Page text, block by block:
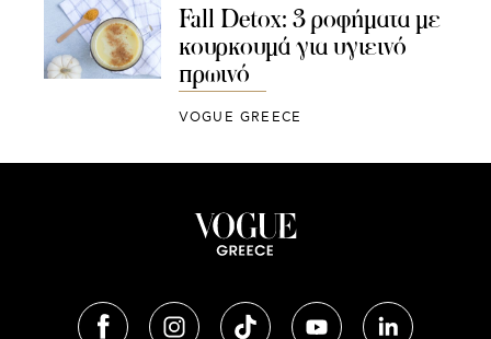
Fall Detox: 3 ροφήματα με
κουρκουμά για υγιεινό
πρωινό
VOGUE GREECE